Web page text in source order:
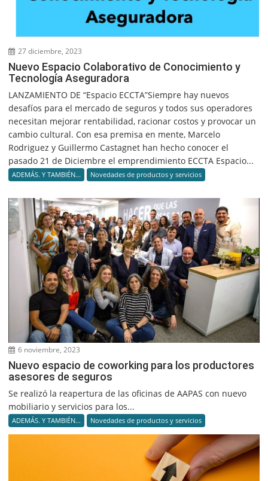
27 diciembre, 2023
Nuevo Espacio Colaborativo de Conocimiento y
Tecnología Aseguradora
LANZAMIENTO DE “Espacio ECCTA”Siempre hay nuevos
desafíos para el mercado de seguros y todos sus operadores
necesitan mejorar rentabilidad, racionar costos y provocar un
cambio cultural. Con esa premisa en mente, Marcelo
Rodriguez y Guillermo Castagnet han hecho conocer el
pasado 21 de Diciembre el emprendimiento ECCTA Espacio...
ADEMÁS. Y TAMBIÉN... Novedades de productos y servicios
6 noviembre, 2023
Nuevo espacio de coworking para los productores
asesores de seguros
Se realizó la reapertura de las oficinas de AAPAS con nuevo
mobiliario y servicios para los...
ADEMÁS. Y TAMBIÉN... Novedades de productos y servicios